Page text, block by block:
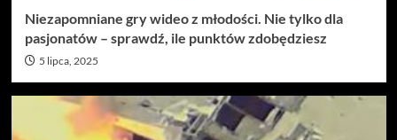
Niezapomniane gry wideo z młodości. Nie tylko dla
pasjonatów – sprawdź, ile punktów zdobędziesz
5 lipca, 2025